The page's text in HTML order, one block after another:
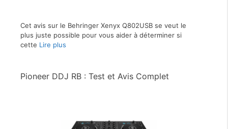
Cet avis sur le Behringer Xenyx Q802USB se veut le
plus juste possible pour vous aider à déterminer si
cette Lire plus
Pioneer DDJ RB : Test et Avis Complet